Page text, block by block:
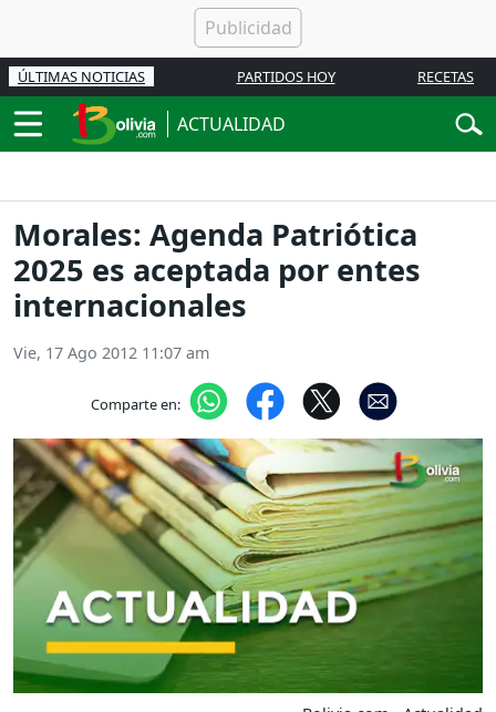
ÚLTIMAS NOTICIAS PARTIDOS HOY RECETAS
ACTUALIDAD
Morales: Agenda Patriótica
2025 es aceptada por entes
internacionales
Vie, 17 Ago 2012 11:07 am
Comparte en: